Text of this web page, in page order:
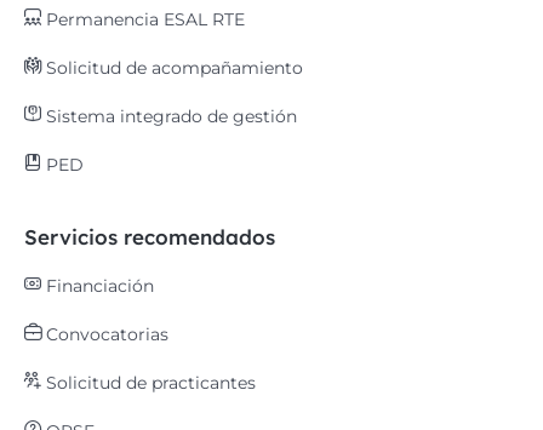
Permanencia ESAL RTE
Solicitud de acompañamiento
Sistema integrado de gestión
PED
Servicios recomendados
Financiación
Convocatorias
Solicitud de practicantes